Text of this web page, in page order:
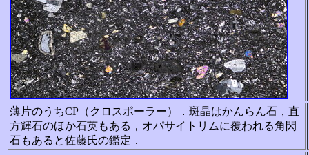
薄片のうちCP（クロスポーラー）．斑晶はかんらん石，直
方輝石のほか石英もある，オパサイトリムに覆われる角閃
石もあると佐藤氏の鑑定．